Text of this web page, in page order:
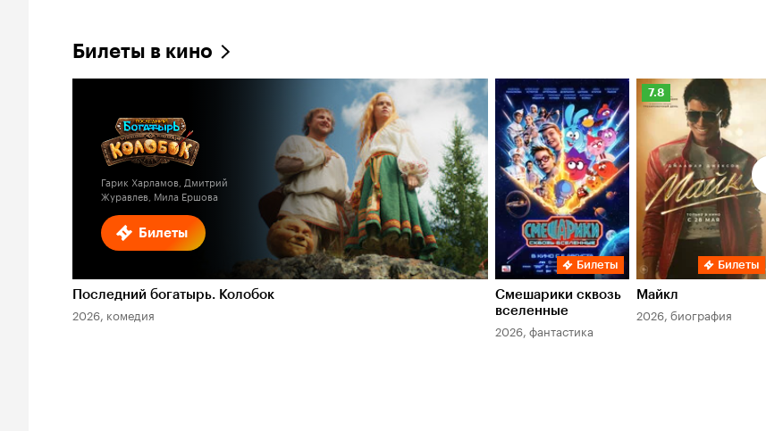
Билеты в кино
Билеты
Гарик Харламов, Дмитрий
Журавлев, Мила Ершова
Последний богатырь. Колобок
2026, комедия
Билеты
Смешарики сквозь
вселенные
2026, фантастика
Рейтинг
Кинопоиска
7.8
Билеты
Майкл
2026, биография